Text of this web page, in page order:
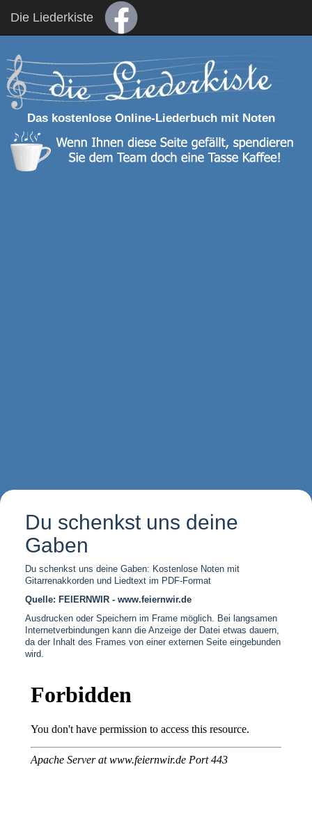
Die Liederkiste
Das kostenlose Online-Liederbuch mit Noten
Du schenkst uns deine
Gaben
Du schenkst uns deine Gaben: Kostenlose Noten mit
Gitarrenakkorden und Liedtext im PDF-Format
Quelle: FEIERNWIR - www.feiernwir.de
Ausdrucken oder Speichern im Frame möglich. Bei langsamen
Internetverbindungen kann die Anzeige der Datei etwas dauern,
da der Inhalt des Frames von einer externen Seite eingebunden
wird.